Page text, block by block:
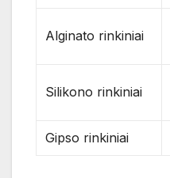
Alginato rinkiniai
Silikono rinkiniai
Gipso rinkiniai